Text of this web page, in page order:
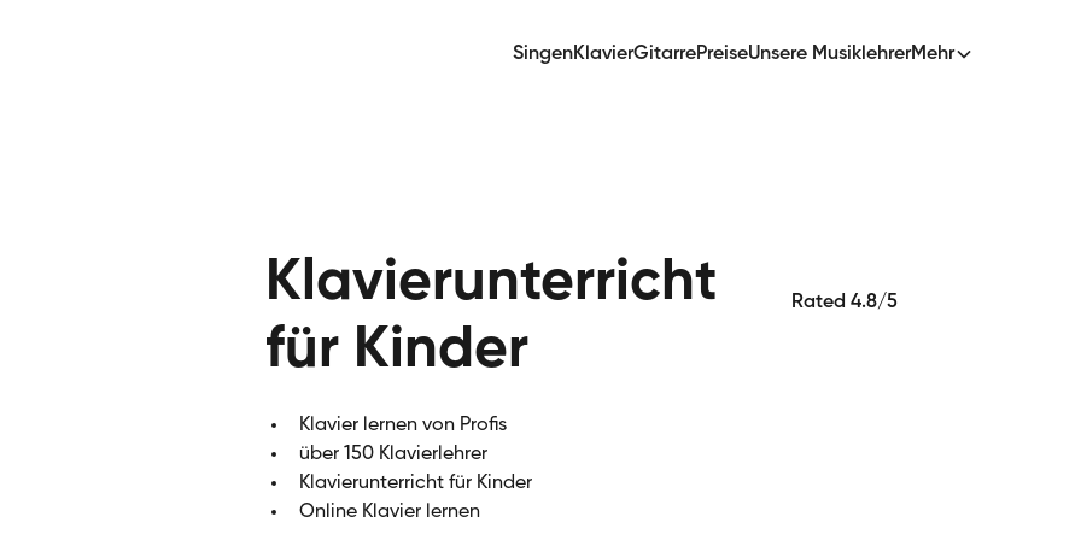
SingenKlavierGitarrePreiseUnsere MusiklehrerMehr
Klavierunterricht
für Kinder
Klavier lernen von Profis
über 150 Klavierlehrer
Klavierunterricht für Kinder
Online Klavier lernen
Rated 4.8/5